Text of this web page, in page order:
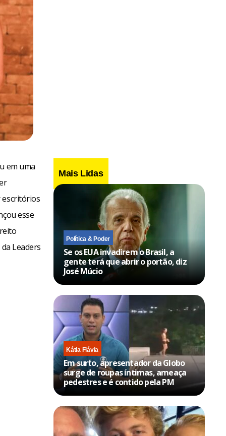
em uma
escritórios
esse
Leaders
Mais Lidas
Política & Poder
Se os EUA invadirem o Brasil, a
gente terá que abrir o portão, diz
José Múcio
Kátia Flávia
Em surto, apresentador da Globo
surge de roupas íntimas, ameaça
pedestres e é contido pela PM